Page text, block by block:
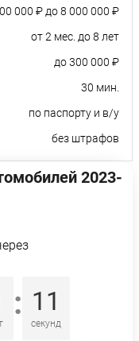
000 ₽ до 8 000 000 ₽
от 2 мес. до 8 лет
до 300 000 ₽
30 мин.
по паспорту и в/у
без штрафов
2023-
: 11
секунд